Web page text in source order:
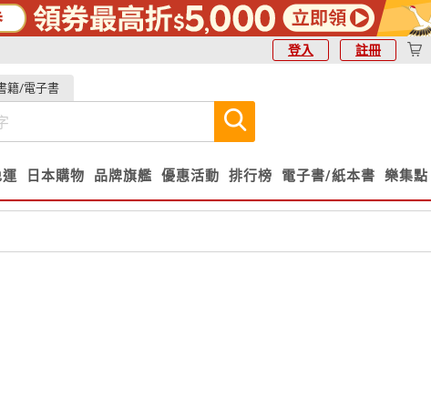
登入 註冊
籍/電子書
日本購物 品牌旗艦 優惠活動 排行榜 電子書/紙本書 樂集點